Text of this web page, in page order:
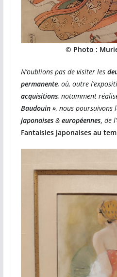
© Photo :
N’oublions pas de visiter les
permanente, où, outre
acquisitions, notamment
Baudouin », nous poursuivons
japonaises&européennes, de
Fantaisies japonaises au